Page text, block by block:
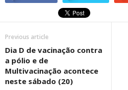
Previous article
Dia D de vacinação contra
a pólio e de
Multivacinação acontece
neste sábado (20)